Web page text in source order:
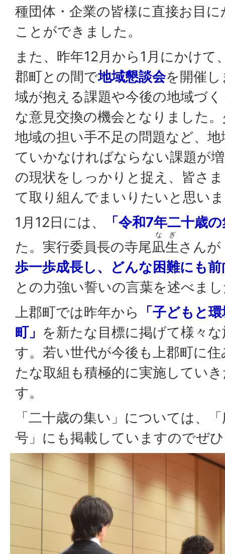
種団体・企業の皆様に直接お目
ことができました。
また、昨年12月から1月にかけて
郡町との間で地域懇談会を開催
域が抱える課題や今後の地域づ
な意見交換の機会となりました
地域の担い手不足の問題など、
ていかなければならない課題が
の現状をしっかりと捉え、皆さ
て取り組んでまいりたいと思い
1月12日には、
「令和7年二十歳
た。実行委員長の寺尾凪
な
生
ぎ
さんが
歩一歩成長し、どんな困難にも
との力強い誓いの言葉を述べま
上郡町では昨年から
「子どもと
町」 を新たな目標に掲げて様々
す。若い世代が今後も上郡町に
たな取組も積極的に実施してい
す。
「二十歳の集い」については、
号」にも掲載していますのでぜ